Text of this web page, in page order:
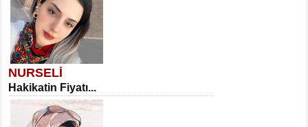
NURSELİ
Hakikatin Fiyatı...